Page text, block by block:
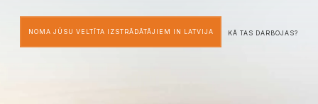
NOMA JŪSU VELTĪTA IZSTRĀDĀTĀJIEM IN LATVIJA KĀ TAS DARBOJAS?